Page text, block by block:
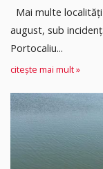
Mai multe
august, sub
Portocaliu...
citește mai mult »